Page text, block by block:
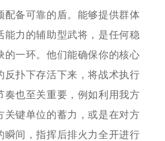
配备可靠的盾。能够提供群体
能力的辅助型武将，是任何稳
的一环。他们能确保你的核心
反扑下存活下来，将战术执行
奏也至关重要，例如利用我方
关键单位的蓄力，或是在对方
瞬间，指挥后排火力全开进行